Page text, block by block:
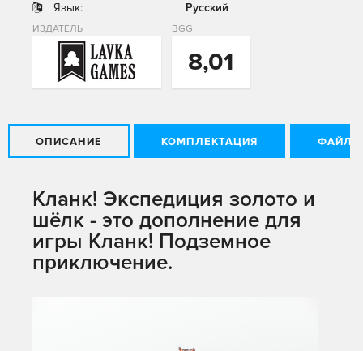
Язык: Русский
ИЗДАТЕЛЬ BGG
8,01
ОПИСАНИЕ КОМПЛЕКТАЦИЯ ФАЙЛЫ
Кланк! Экспедиция золото и
шёлк - это дополнение для
игры Кланк! Подземное
приключение.